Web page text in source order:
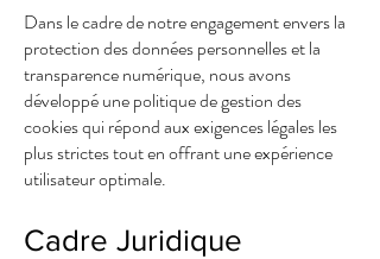
Dans le cadre de notre engagement envers la
protection des données personnelles et la
transparence numérique, nous avons
développé une politique de gestion des
cookies qui répond aux exigences légales les
plus strictes tout en offrant une expérience
utilisateur optimale.
Cadre Juridique